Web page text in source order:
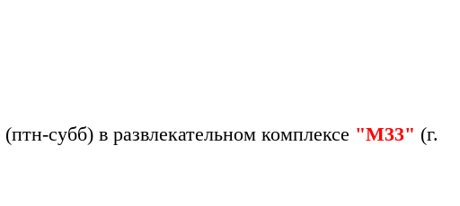
(птн-субб) в развлекательном комплексе "М33" (г.